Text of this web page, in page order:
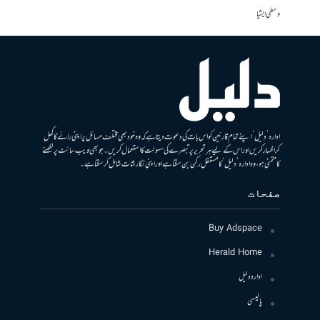
وسطی ایشیا
ادارہ ’دلیل‘ اپنے تمام قارئین کو اس بات کی دعوت دیتا ہے کہ وہ خود بھی مختلف مسائل پر اپنی رائے کا کھل
کر اظہار کریں اور اس کے لیے ہر تحریر پر تبصرے کی سہولت کا استعمال کریں۔ جو بھی ویب سائٹ پر لکھنے
کا متمنی ہو، وہ ادارہ ’دلیل‘ کا مستقل رکن بن سکتا ہے اور اپنی نگارشات شامل کرسکتا ہے۔
صفحات
Buy Adspace
Herald Home
ادارہ دلیل
پالیسی